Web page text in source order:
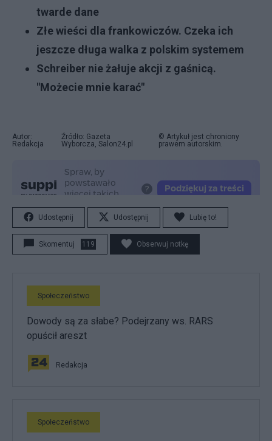
twarde dane
Złe wieści dla frankowiczów. Czeka ich
jeszcze długa walka z polskim systemem
Schreiber nie żałuje akcji z gaśnicą.
"Możecie mnie karać"
Autor:
Redakcja
Źródło: Gazeta
Wyborcza, Salon24.pl
© Artykuł jest chroniony
prawem autorskim.
Udostępnij Udostępnij Lubię to!
Skomentuj 119 Obserwuj notkę
Społeczeństwo
Dowody są za słabe? Podejrzany ws. RARS
opuścił areszt
Redakcja
Społeczeństwo